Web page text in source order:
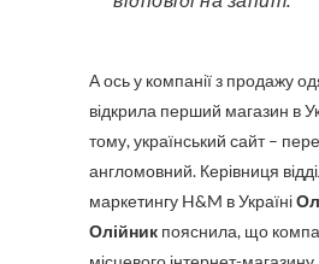
А ось у компанії з продажу
відкрила перший магазин в
тому, український сайт –
англомовний. Керівниця
маркетингу H&M в Україні
Олійник пояснила, що